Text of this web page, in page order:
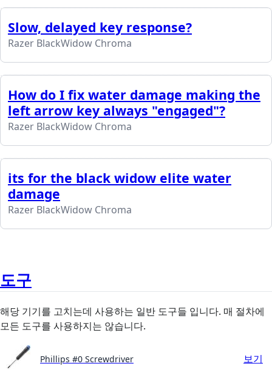
Slow, delayed key response?
Razer BlackWidow Chroma
How do I fix water damage making the
left arrow key always "engaged"?
Razer BlackWidow Chroma
its for the black widow elite water
damage
Razer BlackWidow Chroma
도구
해당 기기를 고치는데 사용하는 일반 도구들 입니다. 매 절차에
모든 도구를 사용하지는 않습니다.
Phillips #0 Screwdriver 보기